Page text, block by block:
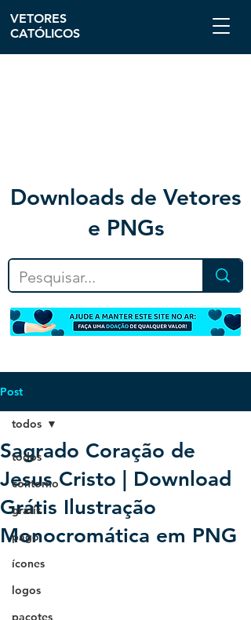
Downloads de Vetores
e PNGs
VETORES
CATÓLICOS
Post
todos
contorno
grátis
pago
ícones
logos
pacotes
todos
Sagrado Coração de
Jesus Cristo | Download
Grátis Ilustração
Monocromática em PNG